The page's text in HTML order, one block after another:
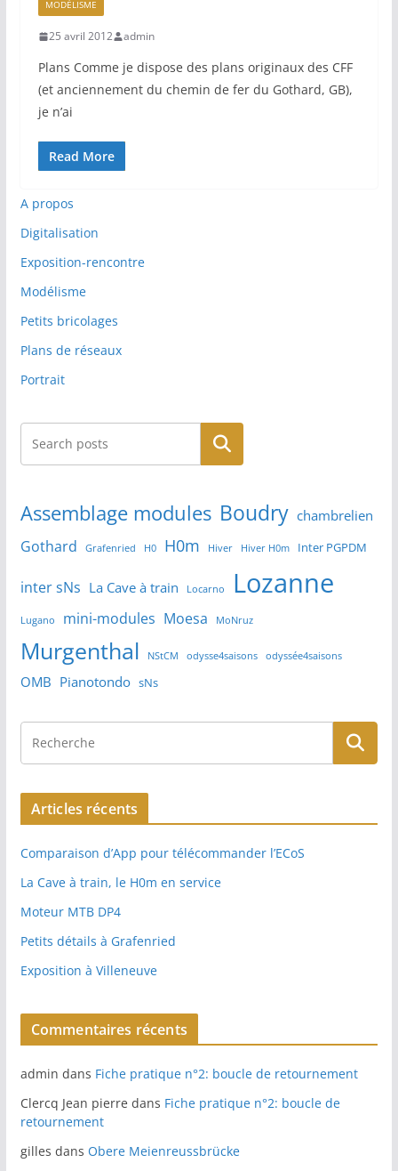
MODÉLISME
25 avril 2012 admin
Plans Comme je dispose des plans originaux des CFF
(et anciennement du chemin de fer du Gothard, GB),
je n’ai
Read More
A propos
Digitalisation
Exposition-rencontre
Modélisme
Petits bricolages
Plans de réseaux
Portrait
Rechercher
Assemblage modules Boudry chambrelien
Gothard Grafenried H0 H0m Hiver Hiver H0m Inter PGPDM
inter sNs La Cave à train Locarno Lozanne
Lugano mini-modules Moesa MoNruz
Murgenthal NStCM odysse4saisons odyssée4saisons
OMB Pianotondo sNs
Articles récents
Comparaison d’App pour télécommander l’ECoS
La Cave à train, le H0m en service
Moteur MTB DP4
Petits détails à Grafenried
Exposition à Villeneuve
Commentaires récents
admin dans Fiche pratique n°2: boucle de retournement
Clercq Jean pierre dans Fiche pratique n°2: boucle de
retournement
gilles dans Obere Meienreussbrücke